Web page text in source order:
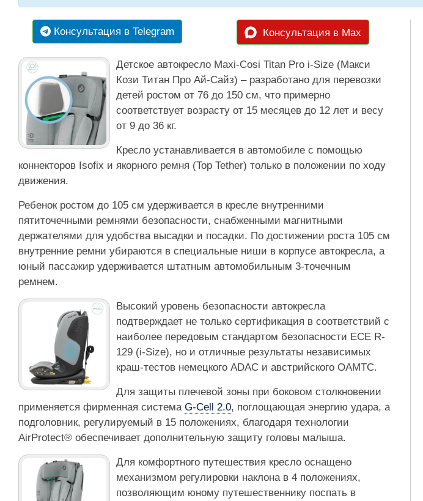
Консультация в Telegram Консультация в Max
Детское автокресло Maxi-Cosi Titan Pro i-Size (Макси
Кози Титан Про Ай-Сайз) – разработано для перевозки
детей ростом от 76 до 150 см, что примерно
соответствует возрасту от 15 месяцев до 12 лет и весу
от 9 до 36 кг.
Кресло устанавливается в автомобиле с помощью
коннекторов Isofix и якорного ремня (Top Tether) только в положении по ходу
движения.
Ребенок ростом до 105 см удерживается в кресле внутренними
пятиточечными ремнями безопасности, снабженными магнитными
держателями для удобства высадки и посадки. По достижении роста 105 см
внутренние ремни убираются в специальные ниши в корпусе автокресла, а
юный пассажир удерживается штатным автомобильным 3-точечным
ремнем.
Высокий уровень безопасности автокресла
подтверждает не только сертификация в соответствий с
наиболее передовым стандартом безопасности ECE R-
129 (i-Size), но и отличные результаты независимых
краш-тестов немецкого ADAC и австрийского OAMTC.
Для защиты плечевой зоны при боковом столкновении
применяется фирменная система G-Cell 2.0, поглощающая энергию удара, а
подголовник, регулируемый в 15 положениях, благодаря технологии
AirProtect® обеспечивает дополнительную защиту головы малыша.
Для комфортного путешествия кресло оснащено
механизмом регулировки наклона в 4 положениях,
позволяющим юному путешественнику поспать в